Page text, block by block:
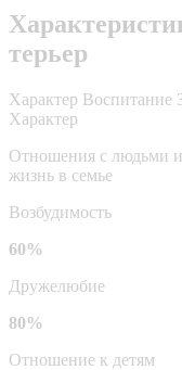
терьер
Характер Воспитание
Характер
Отношения с людьми
жизнь в семье
Возбудимость
60%
Дружелюбие
80%
Отношение к детям